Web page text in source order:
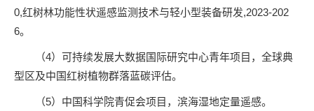
0,红树林功能性状遥感监测技术与轻小型装备研发,2023-202
6。
（4）可持续发展大数据国际研究中心青年项目，全球典
型区及中国红树植物群落蓝碳评估。
（5）中国科学院青促会项目，滨海湿地定量遥感。